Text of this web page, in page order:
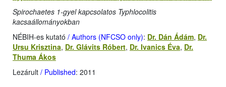
Spirochaetes 1-gyel kapcsolatos Typhlocolitis
kacsaállományokban
NÉBIH-es kutató / Authors (NFCSO only): Dr. Dán Ádám, Dr.
Ursu Krisztina, Dr. Glávits Róbert, Dr. Ivanics Éva, Dr.
Thuma Ákos
Lezárult / Published: 2011